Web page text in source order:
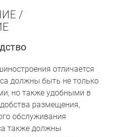
/
отличается
должны быть не только
но также удобными в
размещения,
обслуживания
также должны